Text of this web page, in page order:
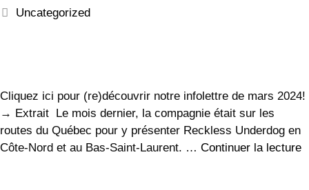
Uncategorized
Cliquez ici pour (re)découvrir notre infolettre de mars 2024!
→ Extrait Le mois dernier, la compagnie était sur les
routes du Québec pour y présenter Reckless Underdog en
Côte-Nord et au Bas-Saint-Laurent. … Continuer la lecture